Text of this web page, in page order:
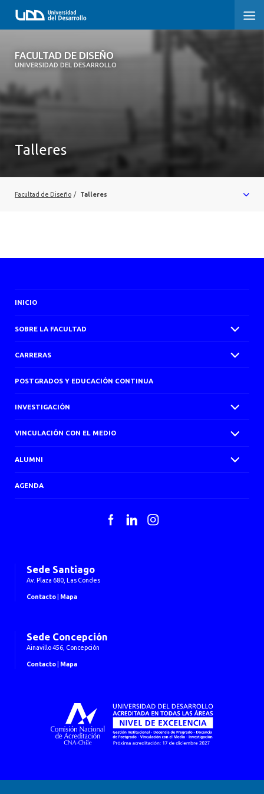
FACULTAD DE DISEÑO
UNIVERSIDAD DEL DESARROLLO
FACULTAD DE DISEÑO
INICIO
Talleres
Facultad de Diseño / Talleres
INICIO
SOBRE LA FACULTAD
CARRERAS
POSTGRADOS Y EDUCACIÓN CONTINUA
INVESTIGACIÓN
VINCULACIÓN CON EL MEDIO
ALUMNI
AGENDA
FacebookLinkedInInstagram
Sede Santiago
Av. Plaza 680, Las Condes
Contacto Mapa
Sede Concepción
Ainavillo 456, Concepción
Contacto Mapa